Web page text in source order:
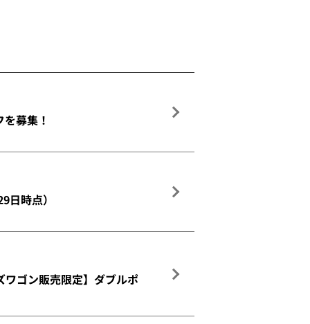
募集！
時点）
ワゴン販売限定】ダブルポ